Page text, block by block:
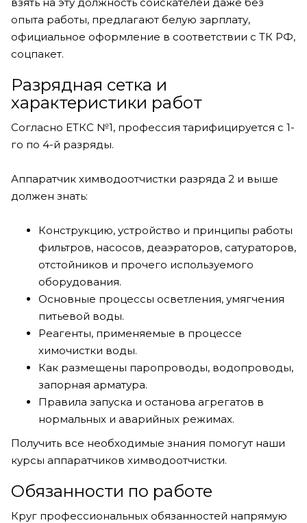
опыта работы, предлагают белую зарплату,
официальное оформление в соответствии с ТК РФ,
соцпакет.
Разрядная сетка и
характеристики работ
Согласно ЕТКС №1, профессия тарифицируется с 1-
го по 4-й разряды.
Аппаратчик химводоотчистки разряда 2 и выше
должен знать:
Конструкцию, устройство и принципы работы
фильтров, насосов, деаэраторов, сатураторов,
отстойников и прочего используемого
оборудования.
Основные процессы осветления, умягчения
питьевой воды.
Реагенты, применяемые в процессе
химочистки воды.
Как размещены паропроводы, водопроводы,
запорная арматура.
Правила запуска и останова агрегатов в
нормальных и аварийных режимах.
Получить все необходимые знания помогут наши
курсы аппаратчиков химводоотчистки.
Обязанности по работе
Круг профессиональных обязанностей напрямую